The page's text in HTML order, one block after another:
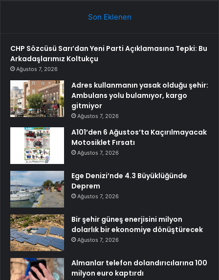
Son Eklenen
CHP Sözcüsü Sarı’dan Yeni Parti Açıklamasına Tepki: Bu
Arkadaşlarımız Koltukçu
Ağustos 7, 2026
Adres kullanmanın yasak olduğu şehir:
Ambulans yolu bulamıyor, kargo
gitmiyor
Ağustos 7, 2026
A101’den 6 Ağustos’ta Kaçırılmayacak
Motosiklet Fırsatı
Ağustos 7, 2026
Ege Denizi’nde 4.3 Büyüklüğünde
Deprem
Ağustos 7, 2026
Bir şehir güneş enerjisini milyon
dolarlık bir ekonomiye dönüştürecek
Ağustos 7, 2026
Almanlar telefon dolandırıcılarına 100
milyon euro kaptırdı